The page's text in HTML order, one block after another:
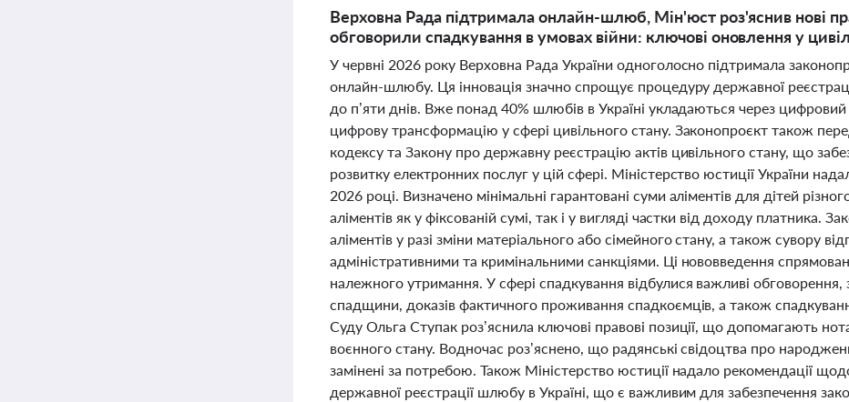
Верховна Рада підтримала онлайн-шлюб, Мін'юст роз'яснив нові
обговорили спадкування в умовах війни: ключові оновлення у
У червні 2026 року Верховна Рада України одноголосно підтримала
онлайн-шлюбу. Ця інновація значно спрощує процедуру державної
до п’яти днів. Вже понад 40% шлюбів в Україні укладаються через
цифрову трансформацію у сфері цивільного стану. Законопроєкт також
кодексу та Закону про державну реєстрацію актів цивільного стану, що
розвитку електронних послуг у цій сфері. Міністерство юстиції України
2026 році. Визначено мінімальні гарантовані суми аліментів для дітей
аліментів як у фіксованій сумі, так і у вигляді частки від доходу платника.
аліментів у разі зміни матеріального або сімейного стану, а також сувору
адміністративними та кримінальними санкціями. Ці нововведення
належного утримання. У сфері спадкування відбулися важливі
спадщини, доказів фактичного проживання спадкоємців, а також
Суду Ольга Ступак роз’яснила ключові правові позиції, що допомагають
воєнного стану. Водночас роз’яснено, що радянські свідоцтва про
замінені за потребою. Також Міністерство юстиції надало рекомендації
державної реєстрації шлюбу в Україні, що є важливим для забезпечення